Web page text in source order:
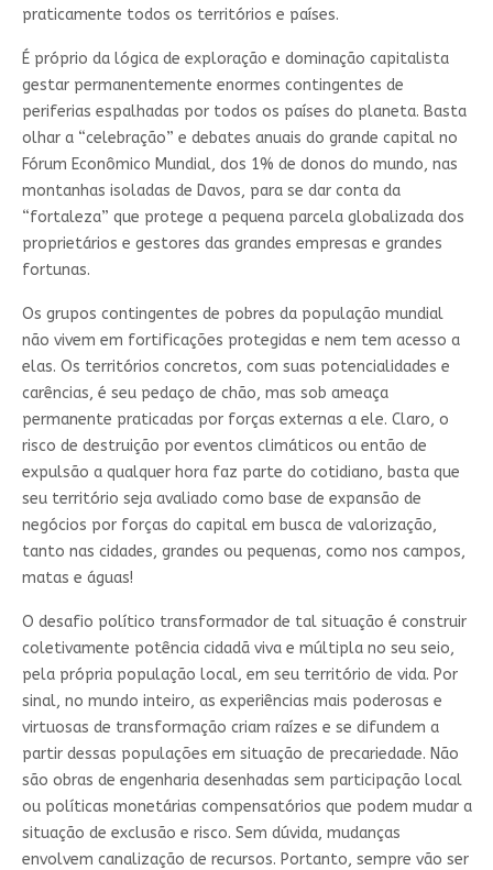
praticamente todos os territórios e países.
É próprio da lógica de exploração e dominação capitalista
gestar permanentemente enormes contingentes de
periferias espalhadas por todos os países do planeta. Basta
olhar a “celebração” e debates anuais do grande capital no
Fórum Econômico Mundial, dos 1% de donos do mundo, nas
montanhas isoladas de Davos, para se dar conta da
“fortaleza” que protege a pequena parcela globalizada dos
proprietários e gestores das grandes empresas e grandes
fortunas.
Os grupos contingentes de pobres da população mundial
não vivem em fortificações protegidas e nem tem acesso a
elas. Os territórios concretos, com suas potencialidades e
carências, é seu pedaço de chão, mas sob ameaça
permanente praticadas por forças externas a ele. Claro, o
risco de destruição por eventos climáticos ou então de
expulsão a qualquer hora faz parte do cotidiano, basta que
seu território seja avaliado como base de expansão de
negócios por forças do capital em busca de valorização,
tanto nas cidades, grandes ou pequenas, como nos campos,
matas e águas!
O desafio político transformador de tal situação é construir
coletivamente potência cidadã viva e múltipla no seu seio,
pela própria população local, em seu território de vida. Por
sinal, no mundo inteiro, as experiências mais poderosas e
virtuosas de transformação criam raízes e se difundem a
partir dessas populações em situação de precariedade. Não
são obras de engenharia desenhadas sem participação local
ou políticas monetárias compensatórios que podem mudar a
situação de exclusão e risco. Sem dúvida, mudanças
envolvem canalização de recursos. Portanto, sempre vão ser